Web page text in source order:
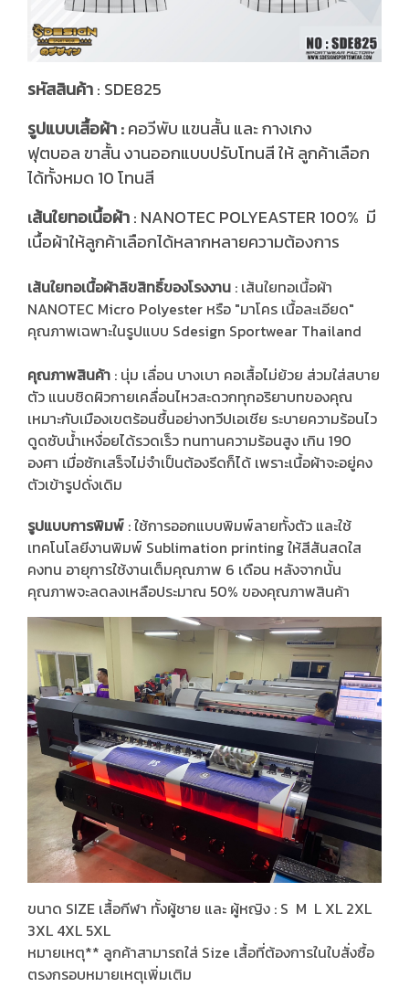
รหัสสินค้า: SDE825
รูปแบบเสื้อผ้า :คอวีพับ แขนสั้น และ กางเกง
ฟุตบอล ขาสั้น งานออกแบบปรับโทนสี ให้ ลูกค้าเลือก
ได้ทั้งหมด 10 โทนสี
เส้นใยทอเนื้อผ้า: NANOTEC POLYEASTER 100% มี
เนื้อผ้าให้ลูกค้าเลือกได้หลากหลายความต้องการ
เส้นใยทอเนื้อผ้าลิขสิทธิ์ของโรงงาน : เส้นใยทอเนื้อผ้า
NANOTEC Micro Polyester หรือ "มาโคร เนื้อละเอียด"
คุณภาพเฉพาะในรูปแบบ Sdesign Sportwear Thailand
คุณภาพสินค้า : นุ่ม เลื่อน บางเบา คอเสื้อไม่ย้วย ส่วมใส่สบาย
ตัว แนบชิดผิวกายเคลื่อนไหวสะดวกทุกอริยาบทของคุณ
เหมาะกับเมืองเขตร้อนชื้นอย่างทวีปเอเชีย ระบายความร้อนไว
ดูดซับน้ำเหงื่อยได้รวดเร็ว ทนทานความร้อนสูง เกิน 190
องศา เมื่อซักเสร็จไม่จำเป็นต้องรีดก็ได้ เพราะเนื้อผ้าจะอยู่คง
ตัวเข้ารูปดั่งเดิม
รูปแบบการพิมพ์ : ใช้การออกแบบพิมพ์ลายทั้งตัว และใช้
เทคโนโลยีงานพิมพ์ Sublimation printing ให้สีสันสดใส
คงทน อายุการใช้งานเต็มคุณภาพ 6 เดือน หลังจากนั้น
คุณภาพจะลดลงเหลือประมาณ 50% ของคุณภาพสินค้า
ขนาด SIZE เสื้อกีฬา ทั้งผู้ชาย และ ผู้หญิง : S M L XL 2XL
3XL 4XL 5XL
หมายเหตุ** ลูกค้าสามารถใส่ Size เสื้อที่ต้องการในใบสั่งซื้อ
ตรงกรอบหมายเหตุเพิ่มเติม